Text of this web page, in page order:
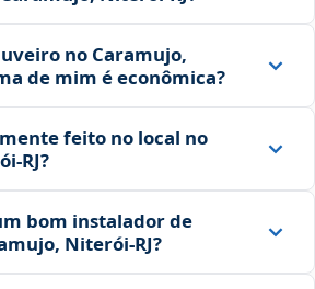
no Caramujo,
de mim é econômica?
feito no local no
bom instalador de
Niterói‑RJ?